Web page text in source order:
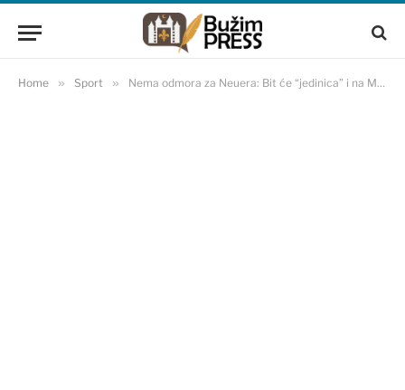
Home » Sport » Nema odmora za Neuera: Bit će “jedinica” i na Mundijalu